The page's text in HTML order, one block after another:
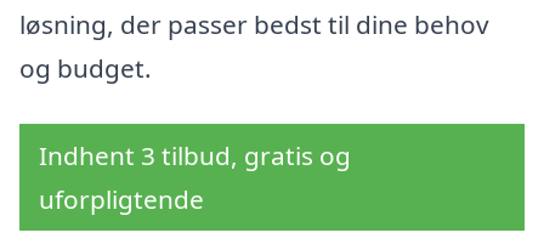
løsning, der passer bedst til dine behov
og budget.
Indhent 3 tilbud, gratis og
uforpligtende